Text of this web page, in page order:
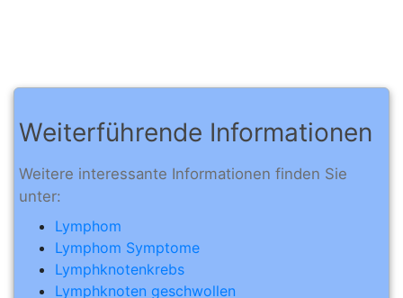
Weiterführende Informationen
Weitere interessante Informationen finden Sie
unter:
Lymphom
Lymphom Symptome
Lymphknotenkrebs
Lymphknoten geschwollen